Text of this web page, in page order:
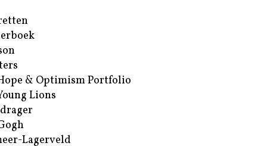
& Optimism Portfolio
Lions
Lagerveld